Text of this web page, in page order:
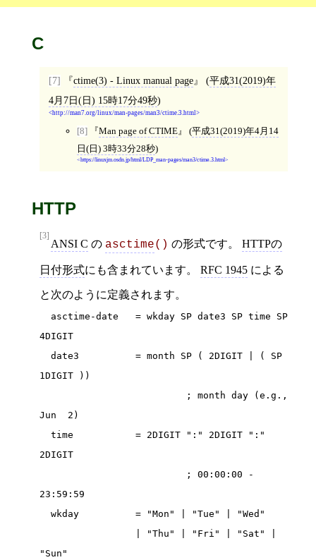
C
[7] ctime(3) - Linux manual page (平成31(2019)年
4月7日(日) 15時17分49秒)
http://man7.org/linux/man-pages/man3/ctime.3.html
[8] Man page of CTIME (平成31(2019)年4月14
日(日) 3時33分28秒)
https://linuxjm.osdn.jp/html/LDP_man-pages/man3/ctime.3.html
HTTP
[3]
ANSI C の asctime() の形式です。 HTTPの
日付形式にも含まれています。 RFC 1945 による
と次のように定義されます。
4DIGIT
1DIGIT ))
Jun  2)
2DIGIT
23:59:59
"Sun"